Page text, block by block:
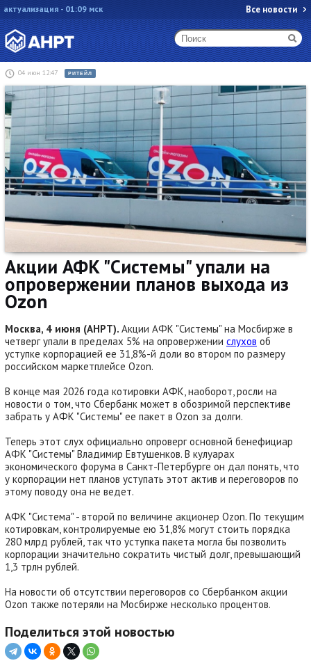
актуализация - 01:09 мск Все новости
04 июн 12:47 РИТЕЙЛ
Акции АФК "Системы" упали на
опровержении планов выхода из
Ozon
Москва, 4 июня (АНРТ). Акции АФК "Системы" на Мосбирже в
четверг упали в пределах 5% на опровержении слухов об
уступке корпорацией ее 31,8%-й доли во втором по размеру
российском маркетплейсе Ozon.
В конце мая 2026 года котировки АФК, наоборот, росли на
новости о том, что Сбербанк может в обозримой перспективе
забрать у АФК "Системы" ее пакет в Ozon за долги.
Теперь этот слух официально опроверг основной бенефициар
АФК "Системы" Владимир Евтушенков. В кулуарах
экономического форума в Санкт-Петербурге он дал понять, что
у корпорации нет планов уступать этот актив и переговоров по
этому поводу она не ведет.
АФК "Система" - второй по величине акционер Ozon. По текущим
котировкам, контролируемые ею 31,8% могут стоить порядка
280 млрд рублей, так что уступка пакета могла бы позволить
корпорации значительно сократить чистый долг, превышающий
1,3 трлн рублей.
На новости об отсутствии переговоров со Сбербанком акции
Ozon также потеряли на Мосбирже несколько процентов.
Поделиться этой новостью